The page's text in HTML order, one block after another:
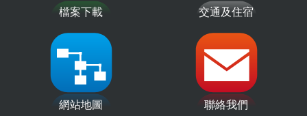
檔案下載 交通及住宿
網站地圖 聯絡我們